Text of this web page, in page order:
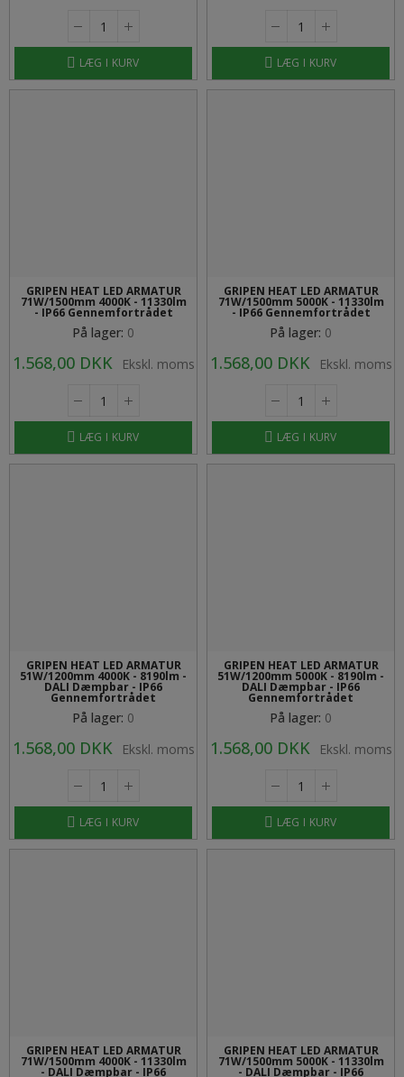
LÆG I KURV LÆG I KURV
GRIPEN HEAT LED ARMATUR
71W/1500mm 4000K - 11330lm
- IP66 Gennemfortrådet
På lager: 0
1.568,00 DKK Ekskl. moms
LÆG I KURV
GRIPEN HEAT LED ARMATUR
71W/1500mm 5000K - 11330lm
- IP66 Gennemfortrådet
På lager: 0
1.568,00 DKK Ekskl. moms
LÆG I KURV
GRIPEN HEAT LED ARMATUR
51W/1200mm 4000K - 8190lm -
DALI Dæmpbar - IP66
Gennemfortrådet
På lager: 0
1.568,00 DKK Ekskl. moms
LÆG I KURV
GRIPEN HEAT LED ARMATUR
51W/1200mm 5000K - 8190lm -
DALI Dæmpbar - IP66
Gennemfortrådet
På lager: 0
1.568,00 DKK Ekskl. moms
LÆG I KURV
GRIPEN HEAT LED ARMATUR
71W/1500mm 4000K - 11330lm
- DALI Dæmpbar - IP66
GRIPEN HEAT LED ARMATUR
71W/1500mm 5000K - 11330lm
- DALI Dæmpbar - IP66